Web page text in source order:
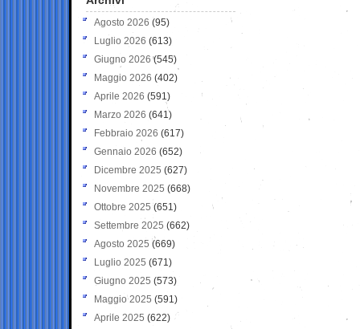
Agosto 2026 (95)
Luglio 2026 (613)
Giugno 2026 (545)
Maggio 2026 (402)
Aprile 2026 (591)
Marzo 2026 (641)
Febbraio 2026 (617)
Gennaio 2026 (652)
Dicembre 2025 (627)
Novembre 2025 (668)
Ottobre 2025 (651)
Settembre 2025 (662)
Agosto 2025 (669)
Luglio 2025 (671)
Giugno 2025 (573)
Maggio 2025 (591)
Aprile 2025 (622)